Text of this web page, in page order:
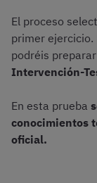
El proceso
primer ejercicio.
podréis
Intervención-
En esta prueba
conocimientos
oficial.